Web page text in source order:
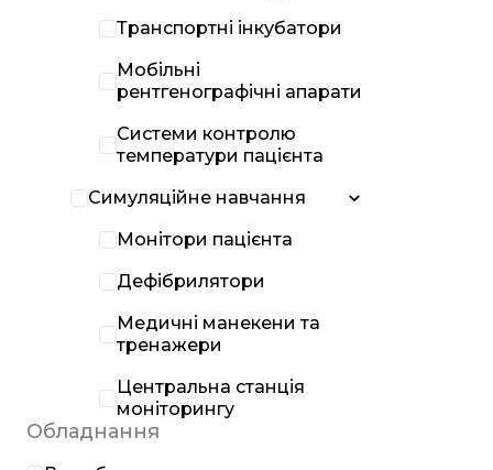
Транспортні інкубатори
Мобільні
рентгенографічні апарати
Системи контролю
температури пацієнта
Симуляційне навчання
Монітори пацієнта
Дефібрилятори
Медичні манекени та
тренажери
Центральна станція
моніторингу
Обладнання